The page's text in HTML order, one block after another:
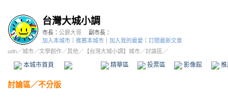
台灣大城小調
市長： 公爵大哥
副市長：
加入本城市
推薦本城市 加入我的最愛
訂閱最新文章
udn／城市／文學創作／其他 ／ 【台灣大城小調】城市／討論區／
本城市首頁 精華區 投票區 影像館
討論區／不分版